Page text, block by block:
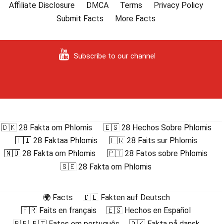
Affiliate Disclosure
DMCA Terms
Privacy Policy
Submit Facts
More Facts
Subscribe to our channel
🇩🇰 28 Fakta om Phlomis
🇪🇸 28 Hechos Sobre Phlomis
🇫🇮 28 Faktaa Phlomis
🇫🇷 28 Faits sur Phlomis
🇳🇴 28 Fakta om Phlomis
🇵🇹 28 Fatos sobre Phlomis
🇸🇪 28 Fakta om Phlomis
🌍 Facts
🇩🇪 Fakten auf Deutsch
🇫🇷 Faits en français
🇪🇸 Hechos en Español